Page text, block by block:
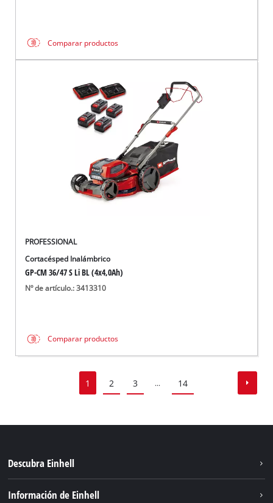
Comparar productos
PROFESSIONAL
Cortacésped Inalámbrico
GP-CM 36/47 S Li BL (4x4,0Ah)
Nº de artículo.: 3413310
Comparar productos
1 2 3 ... 14
Descubra Einhell
Información de Einhell